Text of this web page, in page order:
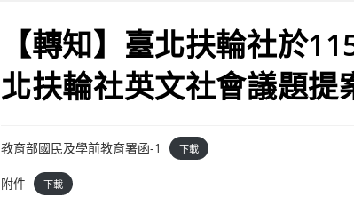
【轉知】臺北扶輪社於
北扶輪社英文社會議題提
教育部國民及學前教育署函-1 下載
附件 下載